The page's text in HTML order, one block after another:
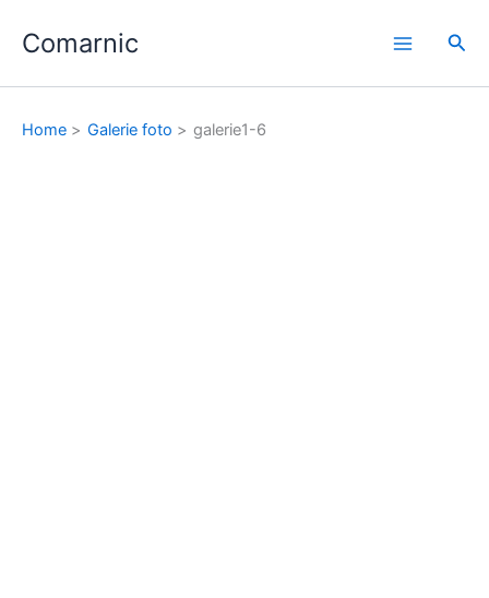
Comarnic
Home Galerie foto galerie1-6